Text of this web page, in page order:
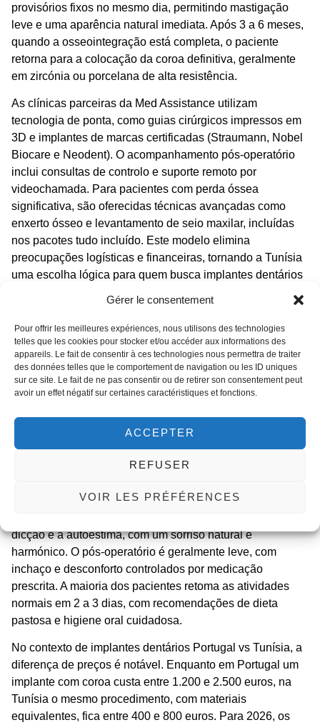
Gérer le consentement
Pour offrir les meilleures expériences, nous utilisons des technologies
telles que les cookies pour stocker et/ou accéder aux informations des
appareils. Le fait de consentir à ces technologies nous permettra de traiter
des données telles que le comportement de navigation ou les ID uniques
sur ce site. Le fait de ne pas consentir ou de retirer son consentement peut
avoir un effet négatif sur certaines caractéristiques et fonctions.
ACCEPTER
REFUSER
VOIR LES PRÉFÉRENCES
provisórios fixos no mesmo dia, permitindo mastigação
leve e uma aparência natural imediata. Após 3 a 6 meses,
quando a osseointegração está completa, o paciente
retorna para a colocação da coroa definitiva, geralmente
em zircónia ou porcelana de alta resistência.
As clínicas parceiras da Med Assistance utilizam
tecnologia de ponta, como guias cirúrgicos impressos em
3D e implantes de marcas certificadas (Straumann, Nobel
Biocare e Neodent). O acompanhamento pós-operatório
inclui consultas de controlo e suporte remoto por
videochamada. Para pacientes com perda óssea
significativa, são oferecidas técnicas avançadas como
enxerto ósseo e levantamento de seio maxilar, incluídas
nos pacotes tudo incluído. Este modelo elimina
preocupações logísticas e financeiras, tornando a Tunísia
uma escolha lógica para quem busca implantes dentários
Resultados, pós-
operatório e preços
na Tunísia em 2026
implantes dentários Tunísia preço 2026
sucesso acima de 95% em clínicas acreditadas. A
dicção e a autoestima, com um sorriso natural e
harmónico. O pós-operatório é geralmente leve, com
inchaço e desconforto controlados por medicação
prescrita. A maioria dos pacientes retoma as atividades
normais em 2 a 3 dias, com recomendações de dieta
pastosa e higiene oral cuidadosa.
No contexto de implantes dentários Portugal vs Tunísia, a
diferença de preços é notável. Enquanto em Portugal um
implante com coroa custa entre 1.200 e 2.500 euros, na
Tunísia o mesmo procedimento, com materiais
equivalentes, fica entre 400 e 800 euros. Para 2026, os